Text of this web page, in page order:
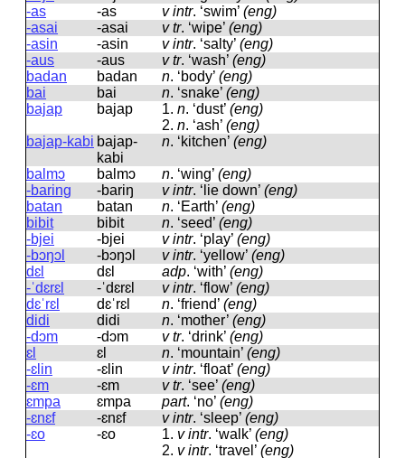
-as
-as v intr. ‘swim’ (eng)
-asai
-asai v tr. ‘wipe’ (eng)
-asin
-asin v intr. ‘salty’ (eng)
-aus
-aus v tr. ‘wash’ (eng)
badan
badan n. ‘body’ (eng)
bai
bai n. ‘snake’ (eng)
bajap
bajap 1. n. ‘dust’ (eng)
2. n. ‘ash’ (eng)
bajap-kabi bajap-
kabi
n. ‘kitchen’ (eng)
balmɔ balmɔ n. ‘wing’ (eng)
-baring
-bariŋ v intr. ‘lie down’ (eng)
batan
batan n. ‘Earth’ (eng)
bibit
bibit n. ‘seed’ (eng)
-bjei
-bjei v intr. ‘play’ (eng)
-bɔŋɔl
-bɔŋɔl v intr. ‘yellow’ (eng)
dɛl
dɛl adp. ‘with’ (eng)
-ˈdɛrɛl
-ˈdɛrɛl v intr. ‘flow’ (eng)
dɛˈrɛl
dɛˈrɛl n. ‘friend’ (eng)
didi
didi n. ‘mother’ (eng)
-dɔm
-dɔm v tr. ‘drink’ (eng)
ɛl
ɛl n. ‘mountain’ (eng)
-ɛlin
-ɛlin v intr. ‘float’ (eng)
-ɛm
-ɛm v tr. ‘see’ (eng)
ɛmpa
ɛmpa part. ‘no’ (eng)
-ɛnɛf
-ɛnɛf v intr. ‘sleep’ (eng)
-ɛo
-ɛo 1. v intr. ‘walk’ (eng)
2. v intr. ‘travel’ (eng)